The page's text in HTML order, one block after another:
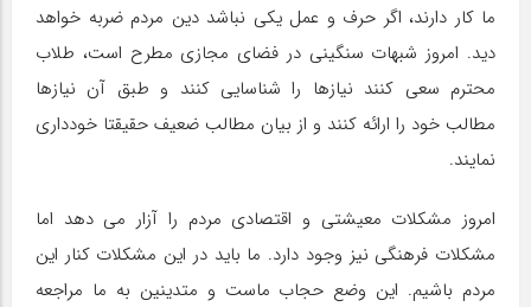
ما کار دارند، اگر حرف و عمل یکی نباشد دین مردم ضربه خواهد
دید. امروز شبهات سنگینی در فضای مجازی مطرح است، طلاب
محترم سعی کنند نیازها را شناسایی کنند و طبق آن نیازها
مطالب خود را ارائه کنند و از بیان مطالب ضعیف حقیقتا خودداری
نمایند.
امروز مشکلات معیشتی و اقتصادی مردم را آزار می دهد اما
مشکلات فرهنگی نیز وجود دارد. ما باید در این مشکلات کنار این
مردم باشیم. این وضع حجاب ماست و متدینین به ما مراجعه